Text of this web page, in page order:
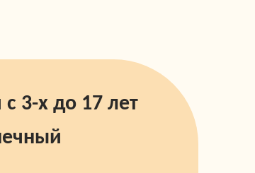
3-х до 17 лет